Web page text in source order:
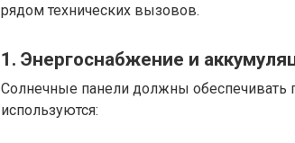
рядом технических вызовов.
1. Энергоснабжение и
Солнечные панели должны обеспечивать
используются: